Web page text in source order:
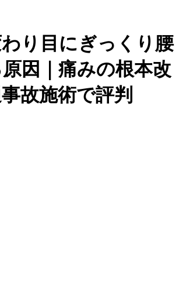
り目にぎっくり腰
因｜痛みの根本改
故施術で評判